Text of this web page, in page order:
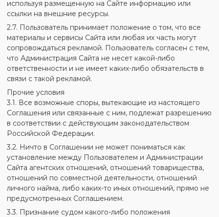
используя размещенную на Сайте информацию или
ссылки на внешние ресурсы.
2.7. Пользователь принимает положение о том, что все
материалы и сервисы Сайта или любая их часть могут
сопровождаться рекламой. Пользователь согласен с тем,
что Администрация Сайта не несет какой-либо
ответственности и не имеет каких-либо обязательств в
связи с такой рекламой.
Прочие условия
3.1. Все возможные споры, вытекающие из настоящего
Соглашения или связанные с ним, подлежат разрешению
в соответствии с действующим законодательством
Российской Федерации.
3.2. Ничто в Соглашении не может пониматься как
установление между Пользователем и Администрации
Сайта агентских отношений, отношений товарищества,
отношений по совместной деятельности, отношений
личного найма, либо каких-то иных отношений, прямо не
предусмотренных Соглашением.
3.3. Признание судом какого-либо положения